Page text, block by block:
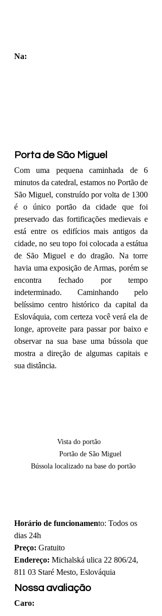
Na:
Porta de São Miguel
Com uma pequena caminhada de 6
minutos da catedral, estamos no Portão de
São Miguel, construído por volta de 1300
é o único portão da cidade que foi
preservado das fortificações medievais e
está entre os edifícios mais antigos da
cidade, no seu topo foi colocada a estátua
de São Miguel e do dragão. Na torre
havia uma exposição de Armas, porém se
encontra fechado por tempo
indeterminado. Caminhando pelo
belíssimo centro histórico da capital da
Eslováquia, com certeza você verá ela de
longe, aproveite para passar por baixo e
observar na sua base uma bússola que
mostra a direção de algumas capitais e
sua distância.
                      Portão de São Miguel
        Bússola localizado na base do portão
Horário de funcionamento: Todos os
dias 24h
Preço: Gratuito
Endereço: Michalská ulica 22 806/24,
811 03 Staré Mesto, Eslováquia
Nossa avaliação
Caro: